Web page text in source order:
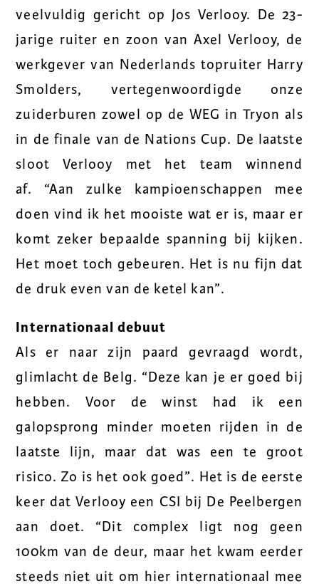
veelvuldig gericht op Jos Verlooy. De 23-
jarige ruiter en zoon van Axel Verlooy, de
werkgever van Nederlands topruiter Harry
Smolders, vertegenwoordigde onze
zuiderburen zowel op de WEG in Tryon als
in de finale van de Nations Cup. De laatste
sloot Verlooy met het team winnend
af. “Aan zulke kampioenschappen mee
doen vind ik het mooiste wat er is, maar er
komt zeker bepaalde spanning bij kijken.
Het moet toch gebeuren. Het is nu fijn dat
de druk even van de ketel kan”.
Internationaal debuut
Als er naar zijn paard gevraagd wordt,
glimlacht de Belg. “Deze kan je er goed bij
hebben. Voor de winst had ik een
galopsprong minder moeten rijden in de
laatste lijn, maar dat was een te groot
risico. Zo is het ook goed”. Het is de eerste
keer dat Verlooy een CSI bij De Peelbergen
aan doet. “Dit complex ligt nog geen
100km van de deur, maar het kwam eerder
steeds niet uit om hier internationaal mee